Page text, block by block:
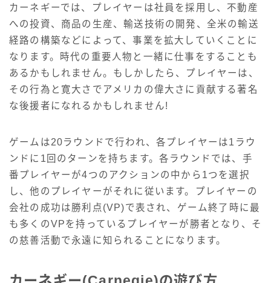
カーネギーでは、プレイヤーは社員を採用し、不動産
への投資、商品の生産、輸送技術の開発、全米の輸送
経路の構築などによって、事業を拡大していくことに
なります。時代の重要人物と一緒に仕事をすることも
あるかもしれません。もしかしたら、プレイヤーは、
その行為と寛大さでアメリカの偉大さに貢献する著名
な後援者になれるかもしれません!
ゲームは20ラウンドで行われ、各プレイヤーは1ラウ
ンドに1回のターンを持ちます。各ラウンドでは、手
番プレイヤーが4つのアクションの中から1つを選択
し、他のプレイヤーがそれに従います。プレイヤーの
会社の成功は勝利点(VP)で表され、ゲーム終了時に最
も多くのVPを持っているプレイヤーが勝者となり、そ
の慈善活動で永遠に知られることになります。